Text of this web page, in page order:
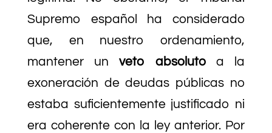
Supremo español ha considerado
que, en nuestro ordenamiento,
mantener unveto absolutoa la
exoneración de deudas públicas no
estaba suficientemente justificado ni
era coherente con la ley anterior. Por